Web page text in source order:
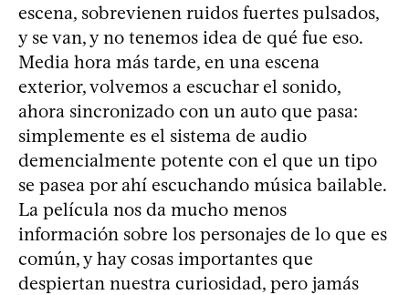
escena, sobrevienen ruidos fuertes pulsados,
y se van, y no tenemos idea de qué fue eso.
Media hora más tarde, en una escena
exterior, volvemos a escuchar el sonido,
ahora sincronizado con un auto que pasa:
simplemente es el sistema de audio
demencialmente potente con el que un tipo
se pasea por ahí escuchando música bailable.
La película nos da mucho menos
información sobre los personajes de lo que es
común, y hay cosas importantes que
despiertan nuestra curiosidad, pero jamás